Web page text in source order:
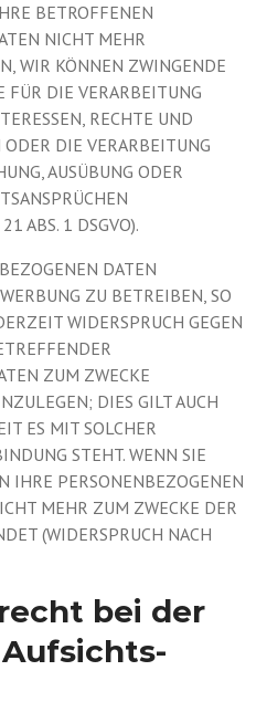
BETROFFENEN
NICHT MEHR
WIR KÖNNEN ZWINGENDE
FÜR DIE VERARBEITUNG
RECHTE UND
DIE VERARBEITUNG
AUSÜBUNG ODER
ABS. 1 DSGVO).
DATEN
ZU BETREIBEN, SO
WIDERSPRUCH GEGEN
ZUM ZWECKE
DIES GILT AUCH
ES MIT SOLCHER
STEHT. WENN SIE
IHRE PERSONENBEZOGENEN
MEHR ZUM ZWECKE DER
(WIDERSPRUCH NACH
bei der
Aufsichts­